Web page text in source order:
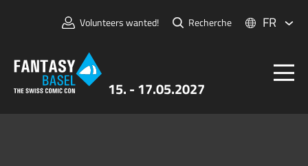
15. - 17.05.2027
Volunteers wanted! Recherche FR